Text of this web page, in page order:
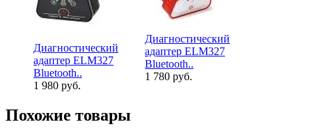
Диагностический
адаптер ELM327
Bluetooth..
1 980 руб.
Диагностический
адаптер ELM327
Bluetooth..
1 780 руб.
Похожие товары